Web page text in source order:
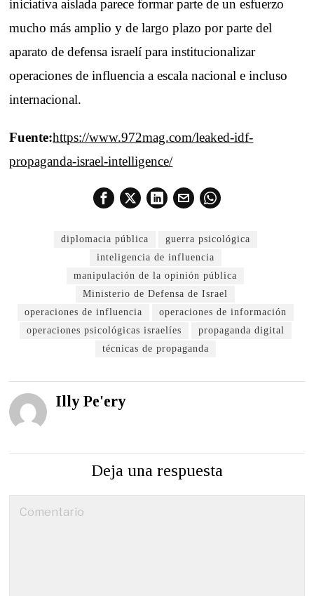
iniciativa aislada parece formar parte de un esfuerzo
mucho más amplio y de largo plazo por parte del
aparato de defensa israelí para institucionalizar
operaciones de influencia a escala nacional e incluso
internacional.
Fuente:https://www.972mag.com/leaked-idf-
propaganda-israel-intelligence/
diplomacia pública
guerra psicológica
inteligencia de influencia
manipulación de la opinión pública
Ministerio de Defensa de Israel
operaciones de influencia
operaciones de información
operaciones psicológicas israelíes
propaganda digital
técnicas de propaganda
Illy Pe'ery
Deja una respuesta